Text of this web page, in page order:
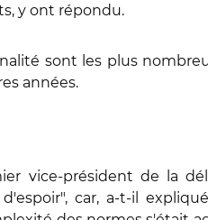
y ont répondu.
sont les plus
années.
vice-président de la
car, a-t-il